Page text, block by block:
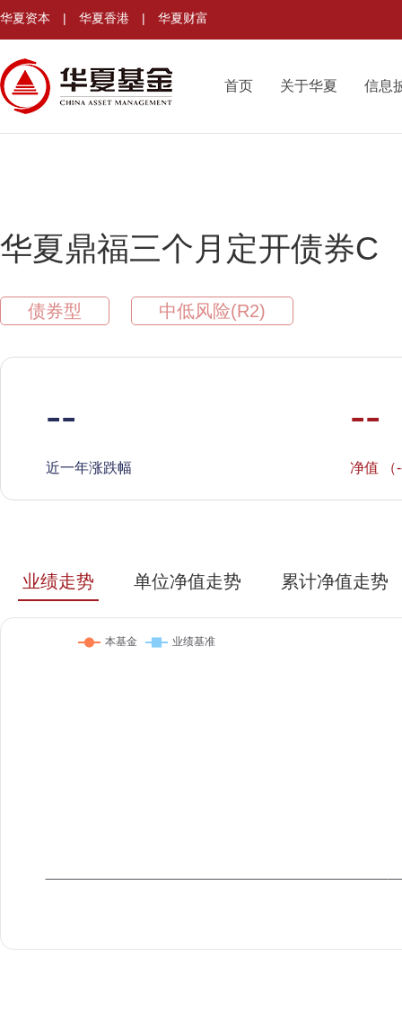
华夏资本 | 华夏香港 | 华夏财富
首页 关于华夏 信息
华夏鼎福三个月定开债券C
债券型 中低风险(R2)
--
近一年涨跌幅
--
净值 （
业绩走势 单位净值走势 累计净值走势